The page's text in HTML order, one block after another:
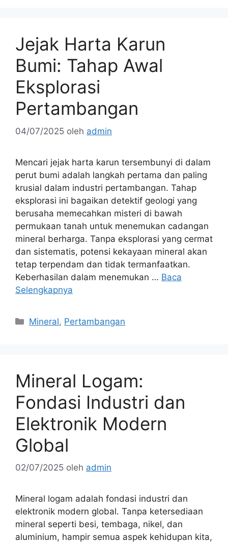
Jejak Harta Karun
Bumi: Tahap Awal
Eksplorasi
Pertambangan
04/07/2025 oleh admin
Mencari jejak harta karun tersembunyi di dalam
perut bumi adalah langkah pertama dan paling
krusial dalam industri pertambangan. Tahap
eksplorasi ini bagaikan detektif geologi yang
berusaha memecahkan misteri di bawah
permukaan tanah untuk menemukan cadangan
mineral berharga. Tanpa eksplorasi yang cermat
dan sistematis, potensi kekayaan mineral akan
tetap terpendam dan tidak termanfaatkan.
Keberhasilan dalam menemukan … Baca
Selengkapnya
Kategori
Mineral, Pertambangan
Mineral Logam:
Fondasi Industri dan
Elektronik Modern
Global
02/07/2025 oleh admin
Mineral logam adalah fondasi industri dan
elektronik modern global. Tanpa ketersediaan
mineral seperti besi, tembaga, nikel, dan
aluminium, hampir semua aspek kehidupan kita,